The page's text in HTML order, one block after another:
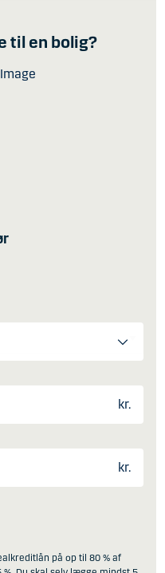
til en bolig?
kr.
kr.
på op til 80 % af